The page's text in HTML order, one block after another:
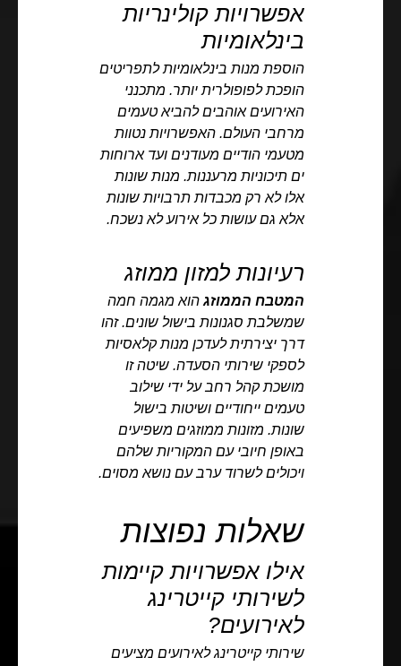
אפשרויות קולינריות
בינלאומיות
הוספת מנות בינלאומיות לתפריטים
הופכת לפופולרית יותר. מתכנני
האירועים אוהבים להביא טעמים
מרחבי העולם. האפשרויות נטוות
מטעמי הודיים מעודנים ועד ארוחות
ים תיכוניות מרעננות. מנות שונות
אלו לא רק מכבדות תרבויות שונות
אלא גם עושות כל אירוע לא נשכח.
רעיונות למזון ממוזג
המטבח הממוזג הוא מגמה חמה
שמשלבת סגנונות בישול שונים. זהו
דרך יצירתית לעדכן מנות קלאסיות
לספקי שירותי הסעדה. שיטה זו
מושכת קהל רחב על ידי שילוב
טעמים ייחודיים ושיטות בישול
שונות. מזונות ממוזגים משפיעים
באופן חיובי עם המקוריות שלהם
ויכולים לשרוד ערב עם נושא מסוים.
שאלות נפוצות
אילו אפשרויות קיימות
לשירותי קייטרינג
לאירועים?
שירותי קייטרינג לאירועים מציעים